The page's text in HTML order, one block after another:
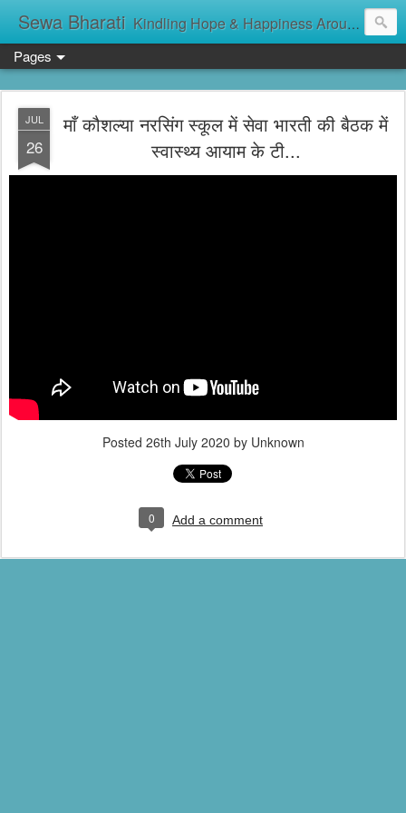
Sewa Bharati Kindling Hope & Happiness Around सेवा भारती சேவாபாரதி సేవా భారతి സേവാഭാരതി સેવા ભારતી সেবা ভাঁরাটি
Pages
JUL
26
माँ कौशल्या नरसिंग स्कूल में सेवा भारती की बैठक में
स्वास्थ्य आयाम के टी...
Posted 26th July 2020 by Unknown
0 Add a comment